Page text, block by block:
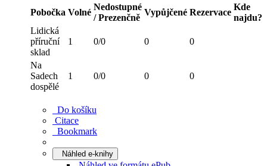
Pobočka Volné
Nedostupné
/ Prezenčně
Vypůjčené Rezervace
Kde
najdu?
Lidická
příruční
sklad
1 0/0 0 0
Na
Sadech
dospělé
1 0/0 0 0
Do košíku
Citace
Bookmark
Náhled e-knihy